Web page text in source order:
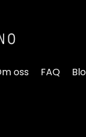
oss FAQ